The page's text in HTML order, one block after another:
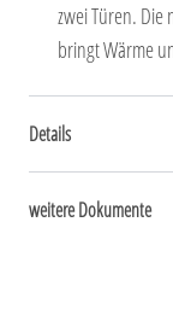
zwei Türen. Die
bringt Wärme
Details
weitere Dokumente